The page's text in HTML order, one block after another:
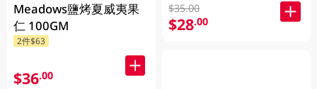
Meadows鹽烤夏威夷果
仁 100GM
2件$63
$36.00
$35.00
$28.00